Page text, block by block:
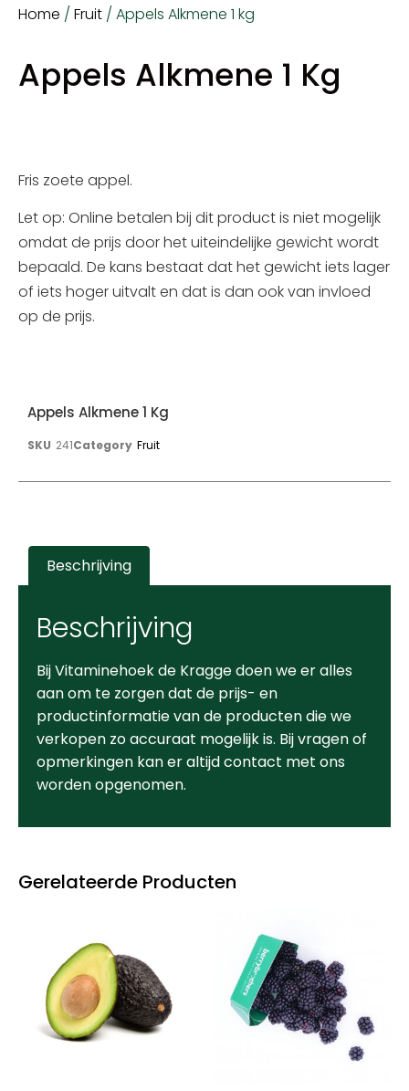
Home / Fruit / Appels Alkmene 1 kg
Appels Alkmene 1 Kg
Fris zoete appel.
Let op: Online betalen bij dit product is niet mogelijk
omdat de prijs door het uiteindelijke gewicht wordt
bepaald. De kans bestaat dat het gewicht iets lager
of iets hoger uitvalt en dat is dan ook van invloed
op de prijs.
Gerelateerde Producten
Appels Alkmene 1 Kg
SKU 241Category Fruit
Beschrijving
Beschrijving
Bij Vitaminehoek de Kragge doen we er alles
aan om te zorgen dat de prijs- en
productinformatie van de producten die we
verkopen zo accuraat mogelijk is. Bij vragen of
opmerkingen kan er altijd contact met ons
worden opgenomen.